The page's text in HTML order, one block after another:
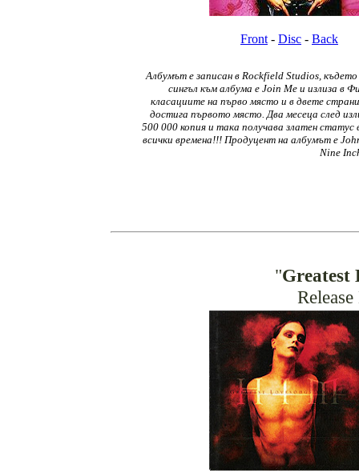
Front - Disc - Back
Албумът е записан в Rockfield Studios,
сингъл към албума е Join Me и излиза в
класациите на първо място и в двете
достига първото място. Два месеца след
500 000 копия и така получава златен
всички времена!!! Продуцент на албумът е
Nine
"Greatest